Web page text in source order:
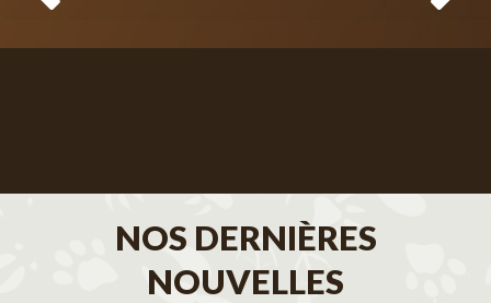
NOS DERNIÈRES
NOUVELLES